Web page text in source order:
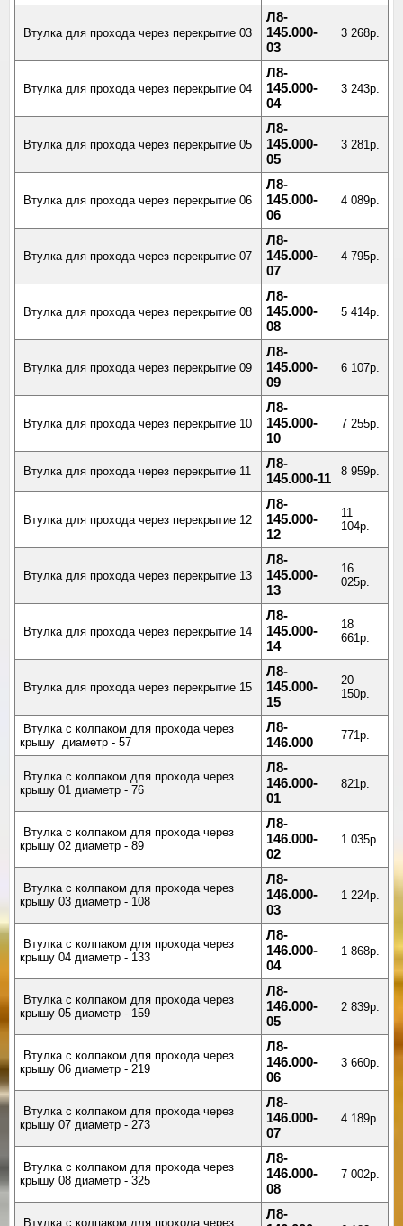
Втулка для прохода через перекрытие 03
Л8-
145.000-
03
3 268р.
Втулка для прохода через перекрытие 04
Л8-
145.000-
04
3 243р.
Втулка для прохода через перекрытие 05
Л8-
145.000-
05
3 281р.
Втулка для прохода через перекрытие 06
Л8-
145.000-
06
4 089р.
Втулка для прохода через перекрытие 07
Л8-
145.000-
07
4 795р.
Втулка для прохода через перекрытие 08
Л8-
145.000-
08
5 414р.
Втулка для прохода через перекрытие 09
Л8-
145.000-
09
6 107р.
Втулка для прохода через перекрытие 10
Л8-
145.000-
10
7 255р.
Втулка для прохода через перекрытие 11
Л8-
145.000-11
8 959р.
Втулка для прохода через перекрытие 12
Л8-
145.000-
12
11
104р.
Втулка для прохода через перекрытие 13
Л8-
145.000-
13
16
025р.
Втулка для прохода через перекрытие 14
Л8-
145.000-
14
18
661р.
Втулка для прохода через перекрытие 15
Л8-
145.000-
15
20
150р.
Втулка с колпаком для прохода через
крышу диаметр - 57
Л8-
146.000
771р.
Втулка с колпаком для прохода через
крышу 01 диаметр - 76
Л8-
146.000-
01
821р.
Втулка с колпаком для прохода через
крышу 02 диаметр - 89
Л8-
146.000-
02
1 035р.
Втулка с колпаком для прохода через
крышу 03 диаметр - 108
Л8-
146.000-
03
1 224р.
Втулка с колпаком для прохода через
крышу 04 диаметр - 133
Л8-
146.000-
04
1 868р.
Втулка с колпаком для прохода через
крышу 05 диаметр - 159
Л8-
146.000-
05
2 839р.
Втулка с колпаком для прохода через
крышу 06 диаметр - 219
Л8-
146.000-
06
3 660р.
Втулка с колпаком для прохода через
крышу 07 диаметр - 273
Л8-
146.000-
07
4 189р.
Втулка с колпаком для прохода через
крышу 08 диаметр - 325
Л8-
146.000-
08
7 002р.
Втулка с колпаком для прохода через
Л8-